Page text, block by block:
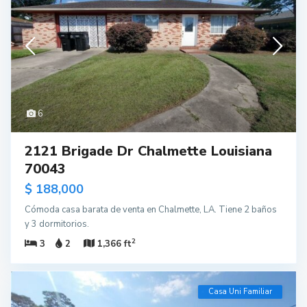
6
2121 Brigade Dr Chalmette Louisiana
70043
$ 188,000
Cómoda casa barata de venta en Chalmette, LA. Tiene 2 baños
y 3 dormitorios.
3
2 1,366 ft2
Casa Uni Familiar